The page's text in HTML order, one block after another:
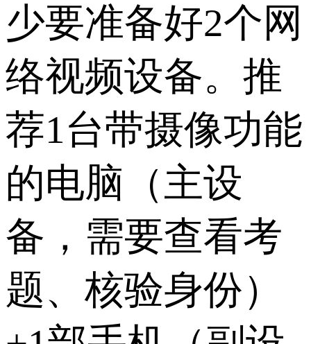
少要准备好2个网
络视频设备。推
荐1台带摄像功能
的电脑（主设
备，需要查看考
题、核验身份）